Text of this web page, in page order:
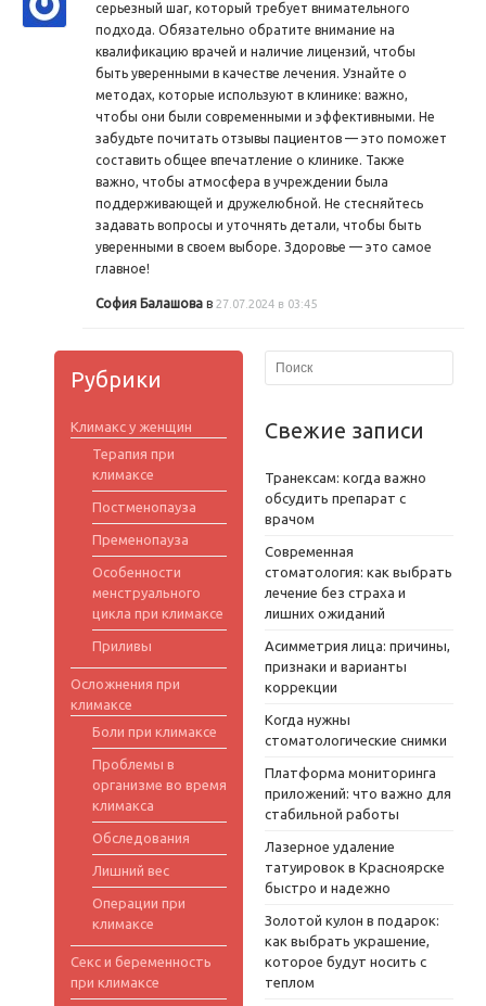
серьезный шаг, который требует внимательного
подхода. Обязательно обратите внимание на
квалификацию врачей и наличие лицензий, чтобы
быть уверенными в качестве лечения. Узнайте о
методах, которые используют в клинике: важно,
чтобы они были современными и эффективными. Не
забудьте почитать отзывы пациентов — это поможет
составить общее впечатление о клинике. Также
важно, чтобы атмосфера в учреждении была
поддерживающей и дружелюбной. Не стесняйтесь
задавать вопросы и уточнять детали, чтобы быть
уверенными в своем выборе. Здоровье — это самое
главное!
София Балашова в 27.07.2024 в 03:45
Рубрики
Климакс у женщин
Терапия при
климаксе
Постменопауза
Пременопауза
Особенности
менструального
цикла при климаксе
Приливы
Осложнения при
климаксе
Боли при климаксе
Проблемы в
организме во время
климакса
Обследования
Лишний вес
Операции при
климаксе
Секс и беременность
при климаксе
Свежие записи
Транексам: когда важно
обсудить препарат с
врачом
Современная
стоматология: как выбрать
лечение без страха и
лишних ожиданий
Асимметрия лица: причины,
признаки и варианты
коррекции
Когда нужны
стоматологические снимки
Платформа мониторинга
приложений: что важно для
стабильной работы
Лазерное удаление
татуировок в Красноярске
быстро и надежно
Золотой кулон в подарок:
как выбрать украшение,
которое будут носить с
теплом